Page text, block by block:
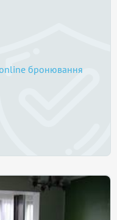
бронювання